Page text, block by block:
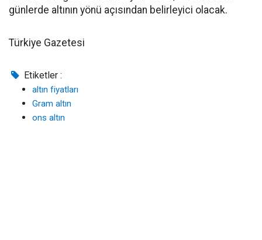
günlerde altının yönü açısından belirleyici olacak.
Türkiye Gazetesi
Etiketler :
altın fiyatları
Gram altın
ons altın